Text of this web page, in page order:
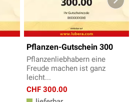
Pflanzen-Gutschein 300
Pflanzenliebhabern eine
Freude machen ist ganz
leicht...
CHF 300.00